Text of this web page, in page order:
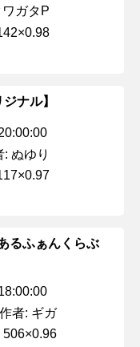
ガタP
ナル】
: ぬゆり
るふぁんくらぶ
作者: ギガ
506×0.96